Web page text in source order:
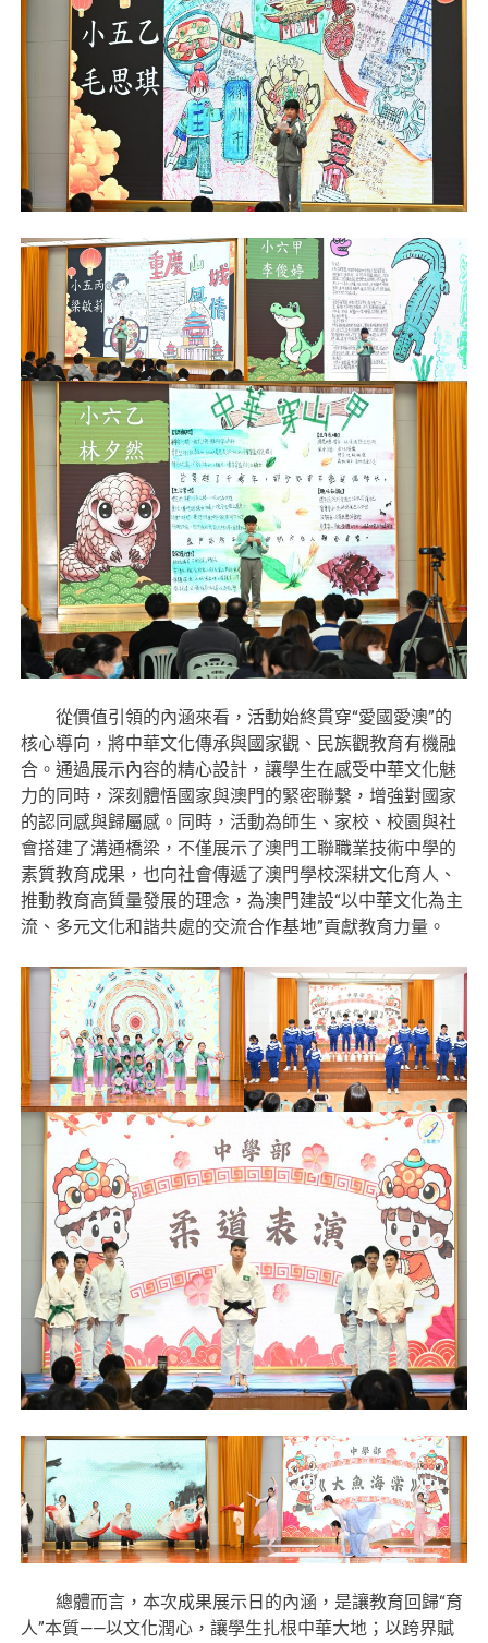
從價值引領的內涵來看，活動始終貫穿“愛國愛澳”的
核心導向，將中華文化傳承與國家觀、民族觀教育有機融
合。通過展示內容的精心設計，讓學生在感受中華文化魅
力的同時，深刻體悟國家與澳門的緊密聯繫，增強對國家
的認同感與歸屬感。同時，活動為師生、家校、校園與社
會搭建了溝通橋梁，不僅展示了澳門工聯職業技術中學的
素質教育成果，也向社會傳遞了澳門學校深耕文化育人、
推動教育高質量發展的理念，為澳門建設“以中華文化為主
流、多元文化和諧共處的交流合作基地”貢獻教育力量。
總體而言，本次成果展示日的內涵，是讓教育回歸“育
人”本質——以文化潤心，讓學生扎根中華大地；以跨界賦